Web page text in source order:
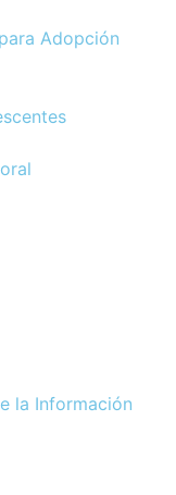
Adopción
la Información